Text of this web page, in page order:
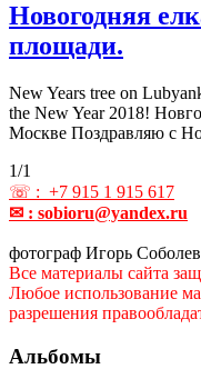
Новогодняя
площади.
New Years tree on
the New Year 2018!
Москве Поздравляю с
1/1
☏ : +7 915 1 915 617
✉ : sobioru@yandex.ru
фотограф Игорь
Все материалы сайта
Любое использование
разрешения
Альбомы